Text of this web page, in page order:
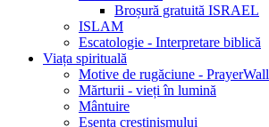
Broșură gratuită ISRAEL
ISLAM
Escatologie - Interpretare biblică
Viața spirituală
Motive de rugăciune - PrayerWall
Mărturii - vieți în lumină
Mântuire
Esența creștinismului